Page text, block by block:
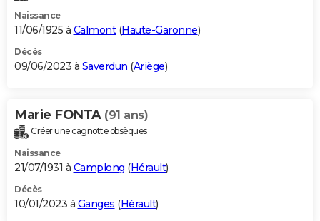
Naissance
11/06/1925 à Calmont(Haute-Garonne)
Décès
09/06/2023 à Saverdun (Ariège)
Marie FONTA (91 ans)
Créer une cagnotte obsèques
Naissance
21/07/1931 à Camplong (Hérault)
Décès
10/01/2023 à Ganges (Hérault)